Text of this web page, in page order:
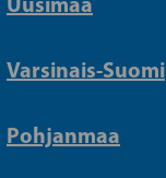
Varsinais-Suomi
Pohjanmaa